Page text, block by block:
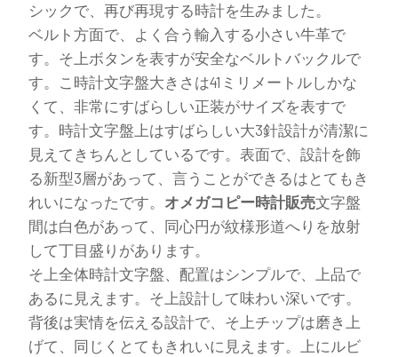
シックで、再び再現する時計を生みました。
ベルト方面で、よく合う輸入する小さい牛革で
す。そ上ボタンを表すが安全なベルトバックルで
す。こ時計文字盤大きさは41ミリメートルしかな
くて、非常にすばらしい正装がサイズを表すで
す。時計文字盤上はすばらしい大3針設計が清潔に
見えてきちんとしているです。表面で、設計を飾
る新型3層があって、言うことができるはとてもき
れいになったです。 オメガコピー時計販売文字盤
間は白色があって、同心円が紋様形道へりを放射
して丁目盛りがあります。
そ上全体時計文字盤、配置はシンプルで、上品で
あるに見えます。そ上設計して味わい深いです。
背後は実情を伝える設計で、そ上チップは磨き上
げて、同じくとてもきれいに見えます。上にルビ